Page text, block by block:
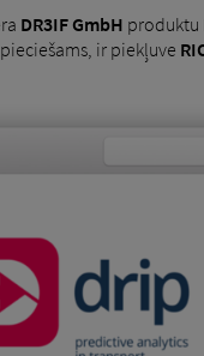
DR3IF GmbH produktu
ir piekļuve